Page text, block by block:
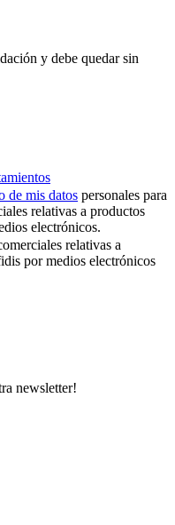
y debe quedar sin
de mis datos personales para
relativas a productos
electrónicos.
relativas a
por medios electrónicos
newsletter!